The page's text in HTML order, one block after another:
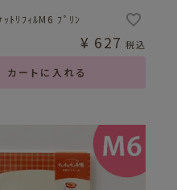
ﾄﾘﾌｨﾙM6 ﾌﾟﾘﾝ
カートに入れる
¥ 627 税込